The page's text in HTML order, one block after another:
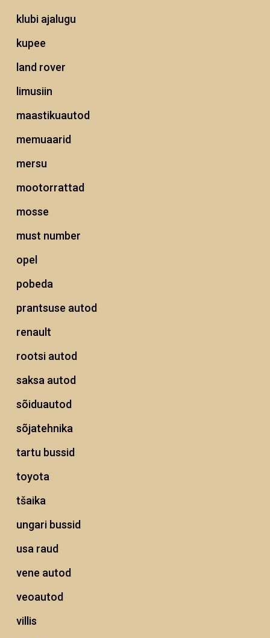
klubi ajalugu
kupee
land rover
limusiin
maastikuautod
memuaarid
mersu
mootorrattad
mosse
must number
opel
pobeda
prantsuse autod
renault
rootsi autod
saksa autod
sõiduautod
sõjatehnika
tartu bussid
toyota
tšaika
ungari bussid
usa raud
vene autod
veoautod
villis